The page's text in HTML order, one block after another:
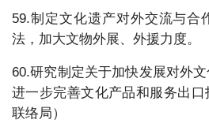
59.制定文化遗产对外交流与合
法，加大文物外展、外援力度。
60.研究制定关于加快发展对外
进一步完善文化产品和服务出
联络局）